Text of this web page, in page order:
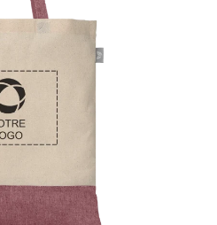
touches
pour
faire
défiler